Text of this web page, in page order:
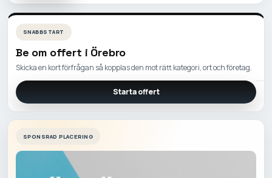
SNABBSTART
Be om offert i Örebro
Skicka en kort förfrågan så kopplas den mot rätt kategori, ort och företag.
Starta offert
SPONSRAD PLACERING